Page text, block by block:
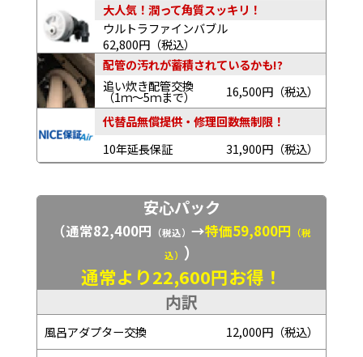
大人気！潤って角質スッキリ！
ウルトラファインバブル
62,800円（税込）
配管の汚れが蓄積されているかも!?
追い炊き配管交換
（1ｍ～5ｍまで）
16,500円（税込）
代替品無償提供・修理回数無制限！
10年延長保証
31,900円（税込）
安心パック
（通常82,400円 （税込） →特価59,800円
（税
込） ）
通常より22,600円お得！
内訳
風呂アダプター交換 12,000円（税込）